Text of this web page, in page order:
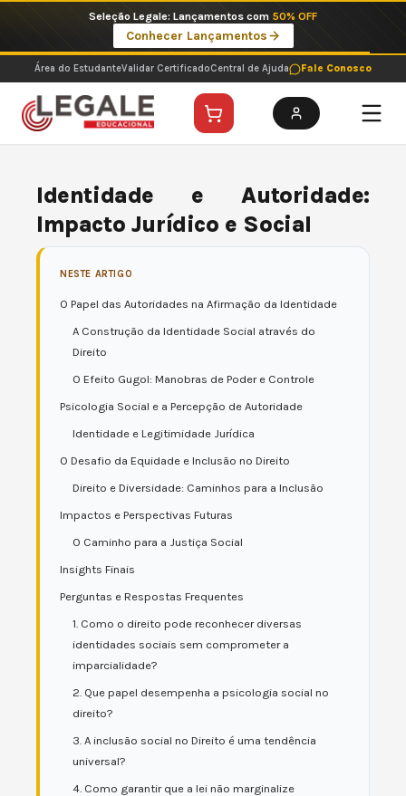
o
conteúdo
Imperdíveis no Pix: Pós Selecionadas a 199 reais no pix em parcela única
Ver ofertas
Área do EstudanteValidar CertificadoCentral de Ajuda Fale Conosco
Identidade e Autoridade:
Impacto Jurídico e Social
NESTE ARTIGO
O Papel das Autoridades na Afirmação da Identidade
A Construção da Identidade Social através do
Direito
O Efeito Gugol: Manobras de Poder e Controle
Psicologia Social e a Percepção de Autoridade
Identidade e Legitimidade Jurídica
O Desafio da Equidade e Inclusão no Direito
Direito e Diversidade: Caminhos para a Inclusão
Impactos e Perspectivas Futuras
O Caminho para a Justiça Social
Insights Finais
Perguntas e Respostas Frequentes
1. Como o direito pode reconhecer diversas
identidades sociais sem comprometer a
imparcialidade?
2. Que papel desempenha a psicologia social no
direito?
3. A inclusão social no Direito é uma tendência
universal?
4. Como garantir que a lei não marginalize